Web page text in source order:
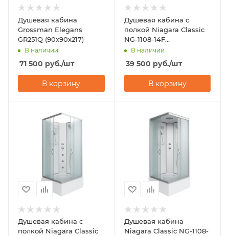
Душевая кабина
Grossman Elegans
GR251Q (90х90х217)
В наличии
71 500 руб./шт
В корзину
Душевая кабина с
полкой Niagara Classic
NG-1108-14F
(900х900х2150)
В наличии
39 500 руб./шт
В корзину
Душевая кабина с
полкой Niagara Classic
Душевая кабина
Niagara Classic NG-1108-